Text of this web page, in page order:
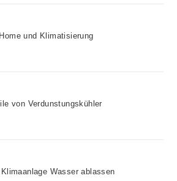
und Klimatisierung
von Verdunstungskühler
Wasser ablassen